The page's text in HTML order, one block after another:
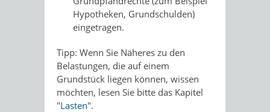
Hypotheken, Grundschulden)
eingetragen.
Tipp: Wenn Sie Näheres zu den
Belastungen, die auf einem
Grundstück liegen können, wissen
möchten, lesen Sie bitte das Kapitel
"Lasten".